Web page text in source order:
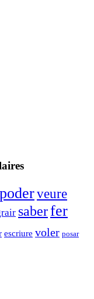
poderveure
saberfer
escriure voler posar